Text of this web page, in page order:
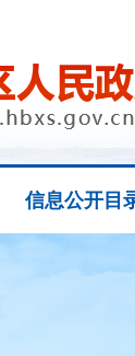
信息公开目